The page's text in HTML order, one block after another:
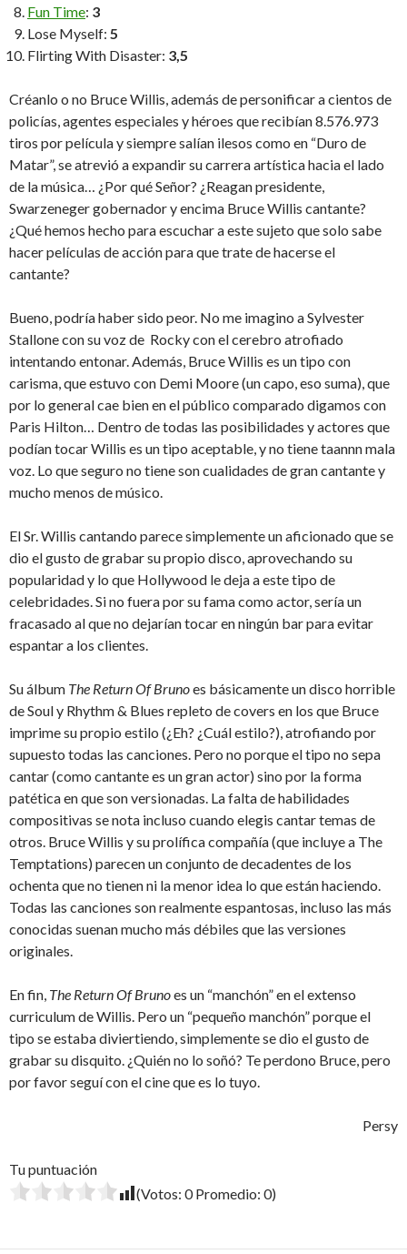
Fun Time: 3
Lose Myself: 5
Flirting With Disaster: 3,5
Créanlo o no Bruce Willis, además de personificar a cientos de
policías, agentes especiales y héroes que recibían 8.576.973
tiros por película y siempre salían ilesos como en “Duro de
Matar”, se atrevió a expandir su carrera artística hacia el lado
de la música… ¿Por qué Señor? ¿Reagan presidente,
Swarzeneger gobernador y encima Bruce Willis cantante?
¿Qué hemos hecho para escuchar a este sujeto que solo sabe
hacer películas de acción para que trate de hacerse el
cantante?
Bueno, podría haber sido peor. No me imagino a Sylvester
Stallone con su voz de Rocky con el cerebro atrofiado
intentando entonar. Además, Bruce Willis es un tipo con
carisma, que estuvo con Demi Moore (un capo, eso suma), que
por lo general cae bien en el público comparado digamos con
Paris Hilton… Dentro de todas las posibilidades y actores que
podían tocar Willis es un tipo aceptable, y no tiene taannn mala
voz. Lo que seguro no tiene son cualidades de gran cantante y
mucho menos de músico.
El Sr. Willis cantando parece simplemente un aficionado que se
dio el gusto de grabar su propio disco, aprovechando su
popularidad y lo que Hollywood le deja a este tipo de
celebridades. Si no fuera por su fama como actor, sería un
fracasado al que no dejarían tocar en ningún bar para evitar
espantar a los clientes.
Su álbum The Return Of Brunoes básicamente un disco horrible
de Soul y Rhythm & Blues repleto de covers en los que Bruce
imprime su propio estilo (¿Eh? ¿Cuál estilo?), atrofiando por
supuesto todas las canciones. Pero no porque el tipo no sepa
cantar (como cantante es un gran actor) sino por la forma
patética en que son versionadas. La falta de habilidades
compositivas se nota incluso cuando elegis cantar temas de
otros. Bruce Willis y su prolífica compañía (que incluye a The
Temptations) parecen un conjunto de decadentes de los
ochenta que no tienen ni la menor idea lo que están haciendo.
Todas las canciones son realmente espantosas, incluso las más
conocidas suenan mucho más débiles que las versiones
originales.
En fin, The Return Of Brunoes un “manchón” en el extenso
curriculum de Willis. Pero un “pequeño manchón” porque el
tipo se estaba diviertiendo, simplemente se dio el gusto de
grabar su disquito. ¿Quién no lo soñó? Te perdono Bruce, pero
por favor seguí con el cine que es lo tuyo.
Persy
Tu puntuación
(Votos: 0Promedio: 0)